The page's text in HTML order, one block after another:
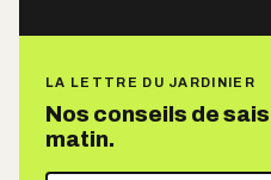
LA LETTRE DU JARDINIER
Nos conseils de
matin.